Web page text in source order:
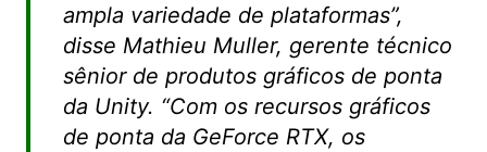
ampla variedade de plataformas”,
disse Mathieu Muller, gerente técnico
sênior de produtos gráficos de ponta
da Unity. “Com os recursos gráficos
de ponta da GeForce RTX, os